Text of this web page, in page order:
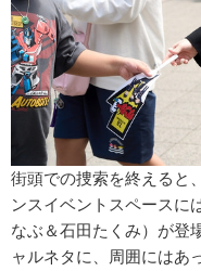
街頭での捜索を終えると
ンスイベントスペースに
なぶ＆石田たくみ）が登
ャルネタに、周囲にはあ